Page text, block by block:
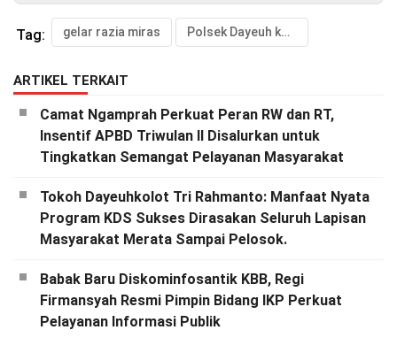
Tag: gelar razia miras Polsek Dayeuh kolot polresta bandung
ARTIKEL TERKAIT
Camat Ngamprah Perkuat Peran RW dan RT,
Insentif APBD Triwulan II Disalurkan untuk
Tingkatkan Semangat Pelayanan Masyarakat
Tokoh Dayeuhkolot Tri Rahmanto: Manfaat Nyata
Program KDS Sukses Dirasakan Seluruh Lapisan
Masyarakat Merata Sampai Pelosok.
Babak Baru Diskominfosantik KBB, Regi
Firmansyah Resmi Pimpin Bidang IKP Perkuat
Pelayanan Informasi Publik